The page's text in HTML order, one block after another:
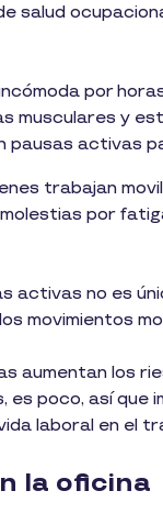
salud
por
musculares y
activas
trabajan
por
activas no es
movimientos
aumentan los
poco, así que
laboral en el
la oficina